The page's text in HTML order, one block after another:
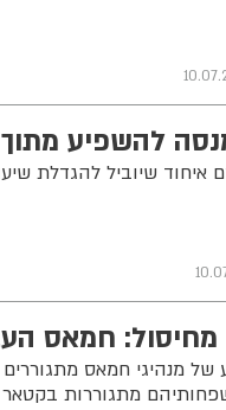
להשפיע
איחוד שיוביל להגדלת
חמאס
של מנהיגי חמאס
מתגוררות בקטאר